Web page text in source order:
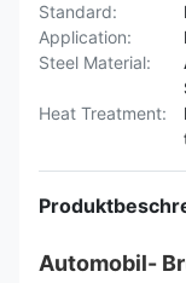
Standard:
Application:
Steel Material:
Heat Treatment:
Automobil-